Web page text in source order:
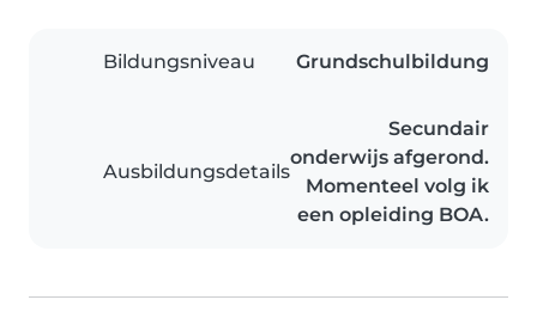
Bildungsniveau Grundschulbildung
Ausbildungsdetails
Secundair
onderwijs afgerond.
Momenteel volg ik
een opleiding BOA.